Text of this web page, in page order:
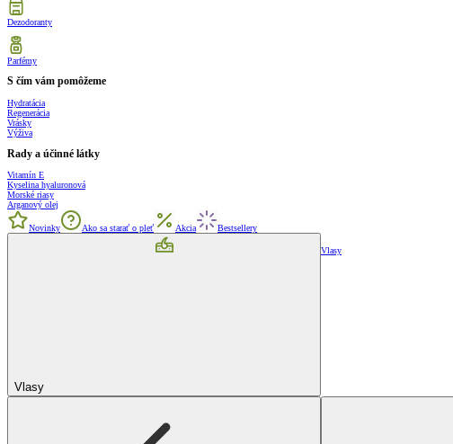
Dezodoranty
Parfémy
S čím vám pomôžeme
Hydratácia
Regenerácia
Vrásky
Výživa
Rady a účinné látky
Vitamín E
Kyselina hyaluronová
Morské riasy
Arganový olej
Novinky Ako sa starať o pleť Akcia Bestsellery
Vlasy
Vlasy